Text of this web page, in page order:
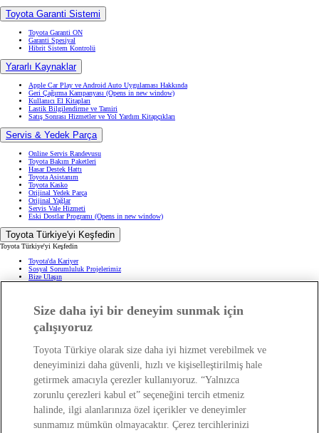
Toyota Garanti Sistemi
Toyota Garanti ON
Garanti Spesiyal
Hibrit Sistem Kontrolü
Yararlı Kaynaklar
Apple Car Play ve Android Auto Uygulaması Hakkında
Geri Çağırma Kampanyası (Opens in new window)
Kullanıcı El Kitapları
Lastik Bilgilendirme ve Tamiri
Satış Sonrası Hizmetler ve Yol Yardım Kitapçıkları
Servis & Yedek Parça
Online Servis Randevusu
Toyota Bakım Paketleri
Hasar Destek Hattı
Toyota Asistanım
Toyota Kasko
Orijinal Yedek Parça
Orijinal Yağlar
Servis Vale Hizmeti
Eski Dostlar Programı (Opens in new window)
Toyota Türkiye'yi Keşfedin
Toyota Türkiye'yi Keşfedin
Toyota'da Kariyer
Sosyal Sorumluluk Projelerimiz
Bize Ulaşın
Haberler ve Etkinlikler
Hafif Ticari: Toyota Professional
SUV
Toyota Blog
Ağaçlandırma Seferberliği
Yasal Bilgilendirme
Yasal Bilgilendirme
Yasal Uyarı ve Bilgilendirme
Çerez Politikası
Kişisel Verilerin Korunması
Kişisel Veri Paylaşımı ve İletişim İzni
Bilgi Toplumu Hizmetleri(Opens in new window)
TAKATA Hava Yastığı Geri Çağırma
Yakıt Ekonomisi ve CO2 Emisyonu
Size daha iyi bir deneyim sunmak için
çalışıyoruz
Toyota Türkiye olarak size daha iyi hizmet verebilmek ve
deneyiminizi daha güvenli, hızlı ve kişiselleştirilmiş hale
getirmek amacıyla çerezler kullanıyoruz. “Yalnızca
zorunlu çerezleri kabul et” seçeneğini tercih etmeniz
halinde, ilgi alanlarınıza özel içerikler ve deneyimler
sunmamız mümkün olmayacaktır. Çerez tercihlerinizi